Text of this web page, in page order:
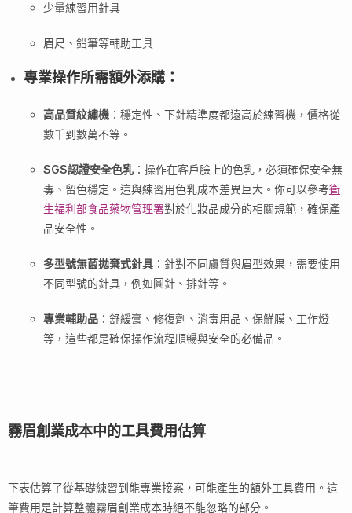
少量練習用針具
眉尺、鉛筆等輔助工具
專業操作所需額外添購：
高品質紋繡機 ：穩定性、下針精準度都遠高於練習機，價格從
數千到數萬不等。
SGS認證安全色乳 ：操作在客戶臉上的色乳，必須確保安全無
毒、留色穩定。這與練習用色乳成本差異巨大。你可以參考衛
生福利部食品藥物管理署對於化妝品成分的相關規範，確保產
品安全性。
多型號無菌拋棄式針具 ：針對不同膚質與眉型效果，需要使用
不同型號的針具，例如圓針、排針等。
專業輔助品 ：舒緩膏、修復劑、消毒用品、保鮮膜、工作燈
等，這些都是確保操作流程順暢與安全的必備品。
霧眉創業成本中的工具費用估算
下表估算了從基礎練習到能專業接案，可能產生的額外工具費用。這
筆費用是計算整體霧眉創業成本時絕不能忽略的部分。